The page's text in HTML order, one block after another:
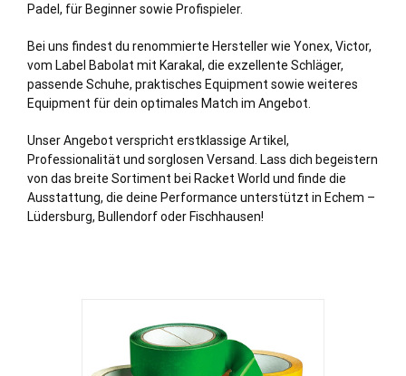
Padel, für Beginner sowie Profispieler.
Bei uns findest du renommierte Hersteller wie Yonex, Victor,
vom Label Babolat mit Karakal, die exzellente Schläger,
passende Schuhe, praktisches Equipment sowie weiteres
Equipment für dein optimales Match im Angebot.
Unser Angebot verspricht erstklassige Artikel,
Professionalität und sorglosen Versand. Lass dich begeistern
von das breite Sortiment bei Racket World und finde die
Ausstattung, die deine Performance unterstützt in Echem –
Lüdersburg, Bullendorf oder Fischhausen!